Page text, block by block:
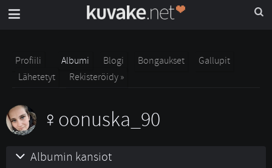
Profiili Albumi Blogi Bongaukset
Gallupit
Lähetetyt
Rekisteröidy »
oonuska_90
Albumin kansiot